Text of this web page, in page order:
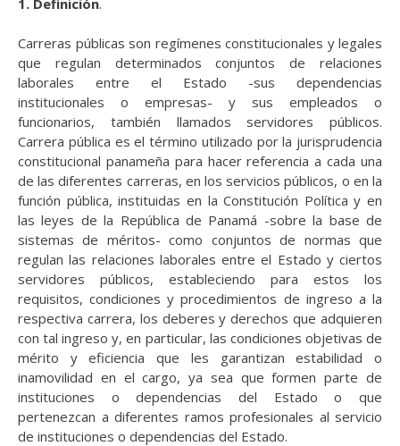
Carreras públicas son regímenes constitucionales y legales
que regulan determinados conjuntos de relaciones
laborales entre el Estado -sus dependencias
institucionales o empresas- y sus empleados o
funcionarios, también llamados servidores públicos.
Carrera pública es el término utilizado por la jurisprudencia
constitucional panameña para hacer referencia a cada una
de las diferentes carreras, en los servicios públicos, o en la
función pública, instituidas en la Constitución Política y en
las leyes de la República de Panamá -sobre la base de
sistemas de méritos- como conjuntos de normas que
regulan las relaciones laborales entre el Estado y ciertos
servidores públicos, estableciendo para estos los
requisitos, condiciones y procedimientos de ingreso a la
respectiva carrera, los deberes y derechos que adquieren
con tal ingreso y, en particular, las condiciones objetivas de
mérito y eficiencia que les garantizan estabilidad o
inamovilidad en el cargo, ya sea que formen parte de
instituciones o dependencias del Estado o que
pertenezcan a diferentes ramos profesionales al servicio
de instituciones o dependencias del Estado.